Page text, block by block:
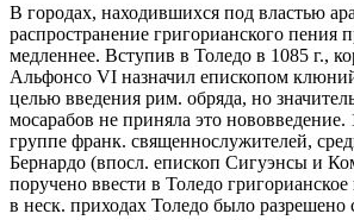
В городах, находившихся под властью
распространение григорианского пения
медленнее. Вступив в Толедо в 1085 г.,
Альфонсо VI назначил епископом
целью введения рим. обряда, но
мосарабов не приняла это нововведение.
группе франк. священнослужителей,
Бернардо (впосл. епископ Сигуэнсы и
поручено ввести в Толедо
в неск. приходах Толедо было разрешено